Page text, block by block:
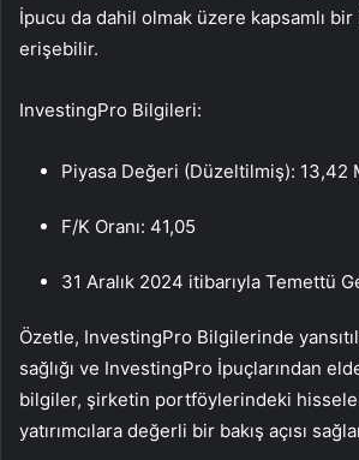
İpucu da dahil olmak üzere kapsamlı
erişebilir.
InvestingPro Bilgileri:
Piyasa Değeri (Düzeltilmiş): 13,42
F/K Oranı: 41,05
31 Aralık 2024 itibarıyla Temettü
Özetle, InvestingPro Bilgilerinde
sağlığı ve InvestingPro İpuçlarından
bilgiler, şirketin portföylerindeki
yatırımcılara değerli bir bakış açısı